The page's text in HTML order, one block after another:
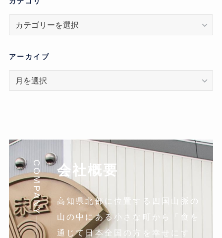
リ
アーカイブ
ア
COMPANY 会社概要
高知県北部に位置する四国山脈の
山の中にある小さな町から「食を
通じて日本全国の方を幸せにす